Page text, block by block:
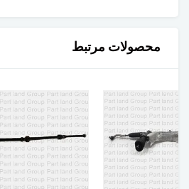
محصولات مرتبط